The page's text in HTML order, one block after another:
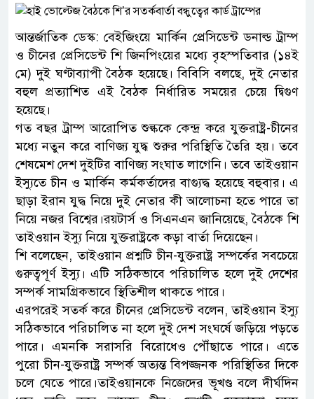
আন্তর্জাতিক ডেস্ক: বেইজিংয়ে মার্কিন প্রেসিডেন্ট ডনাল্ড ট্রাম্প
ও চীনের প্রেসিডেন্ট শি জিনপিংয়ের মধ্যে বৃহস্পতিবার (১৪ই
মে) দুই ঘণ্টাব্যাপী বৈঠক হয়েছে। বিবিসি বলছে, দুই নেতার
বহুল প্রত্যাশিত এই বৈঠক নির্ধারিত সময়ের চেয়ে দ্বিগুণ
হয়েছে।
গত বছর ট্রাম্প আরোপিত শুল্ককে কেন্দ্র করে যুক্তরাষ্ট্র-চীনের
মধ্যে নতুন করে বাণিজ্য যুদ্ধ শুরুর পরিস্থিতি তৈরি হয়। তবে
শেষমেশ দেশ দুইটির বাণিজ্য সংঘাত লাগেনি। তবে তাইওয়ান
ইস্যুতে চীন ও মার্কিন কর্মকর্তাদের বাগ্যুদ্ধ হয়েছে বহুবার। এ
ছাড়া ইরান যুদ্ধ নিয়ে দুই নেতার কী আলোচনা হতে পারে তা
নিয়ে নজর বিশ্বের।রয়টার্স ও সিএনএন জানিয়েছে, বৈঠকে শি
তাইওয়ান ইস্যু নিয়ে যুক্তরাষ্ট্রকে কড়া বার্তা দিয়েছেন।
শি বলেছেন, তাইওয়ান প্রশ্নটি চীন-যুক্তরাষ্ট্র সম্পর্কের সবচেয়ে
গুরুত্বপূর্ণ ইস্যু। এটি সঠিকভাবে পরিচালিত হলে দুই দেশের
সম্পর্ক সামগ্রিকভাবে স্থিতিশীল থাকতে পারে।
এরপরেই সতর্ক করে চীনের প্রেসিডেন্ট বলেন, তাইওয়ান ইস্যু
সঠিকভাবে পরিচালিত না হলে দুই দেশ সংঘর্ষে জড়িয়ে পড়তে
পারে। এমনকি সরাসরি বিরোধেও পৌঁছাতে পারে। এতে
পুরো চীন-যুক্তরাষ্ট্র সম্পর্ক অত্যন্ত বিপজ্জনক পরিস্থিতির দিকে
চলে যেতে পারে।তাইওয়ানকে নিজেদের ভূখণ্ড বলে দীর্ঘদিন